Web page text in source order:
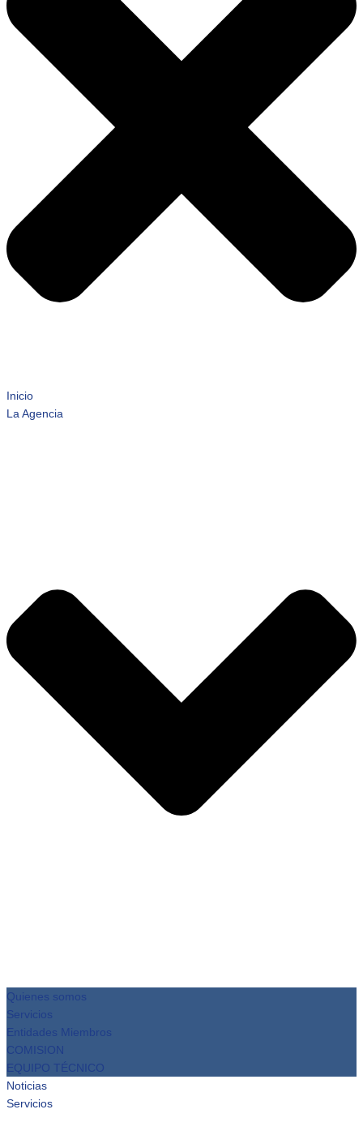
Inicio
La Agencia
Quienes somos
Servicios
Entidades Miembros
COMISION
EQUIPO TÉCNICO
Noticias
Servicios